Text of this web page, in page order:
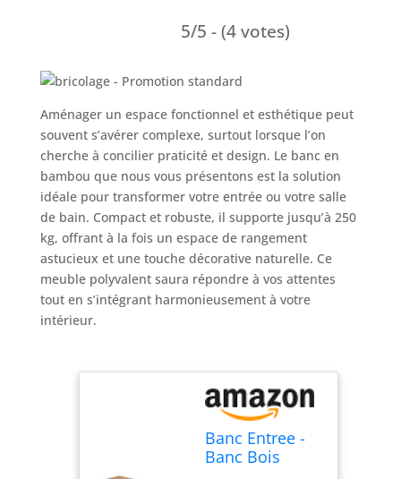
5/5 - (4 votes)
Aménager un espace fonctionnel et esthétique peut
souvent s’avérer complexe, surtout lorsque l’on
cherche à concilier praticité et design. Le banc en
bambou que nous vous présentons est la solution
idéale pour transformer votre entrée ou votre salle
de bain. Compact et robuste, il supporte jusqu’à 250
kg, offrant à la fois un espace de rangement
astucieux et une touche décorative naturelle. Ce
meuble polyvalent saura répondre à vos attentes
tout en s’intégrant harmonieusement à votre
intérieur.
Banc Entree -
Banc Bois